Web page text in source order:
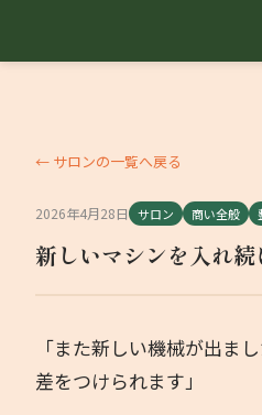
自己紹介
サービス内容
セミナー動画
← サロンの一覧へ戻る
2026年4月28日 サロン 商い全般
新しいマシンを入れ
「また新しい機械が出ま
差をつけられます」